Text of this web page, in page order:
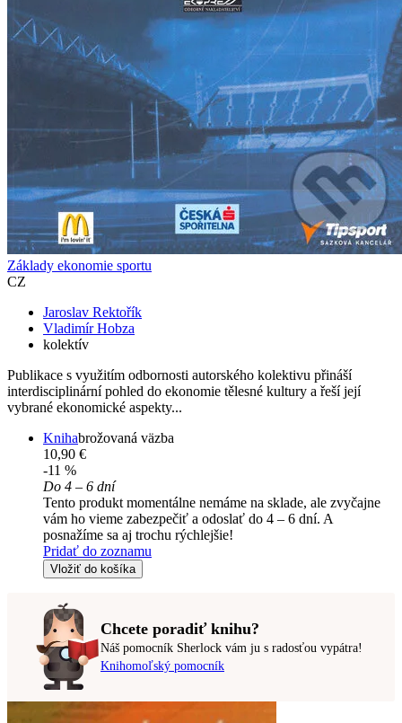
Základy ekonomie sportu
CZ
Jaroslav Rektořík
Vladimír Hobza
kolektív
Publikace s využitím odbornosti autorského kolektivu přináší
interdisciplinární pohled do ekonomie tělesné kultury a řeší její
vybrané ekonomické aspekty...
Knihabrožovaná väzba
10,90 €
-11 %
Do 4 – 6 dní
Tento produkt momentálne nemáme na sklade, ale zvyčajne
vám ho vieme zabezpečiť a odoslať do 4 – 6 dní. A
posnažíme sa aj trochu rýchlejšie!
Pridať do zoznamu
Vložiť do košíka
Chcete poradiť knihu?
Náš pomocník Sherlock vám ju s radosťou vypátra!
Knihomoľský pomocník